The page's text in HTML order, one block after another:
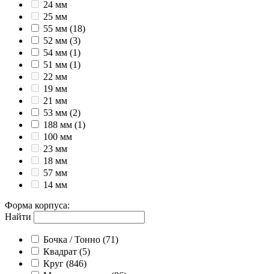
24 мм
25 мм
55 мм (18)
52 мм (3)
54 мм (1)
51 мм (1)
22 мм
19 мм
21 мм
53 мм (2)
188 мм (1)
100 мм
23 мм
18 мм
57 мм
14 мм
Форма корпуса:
Найти
Бочка / Тонно (71)
Квадрат (5)
Круг (846)